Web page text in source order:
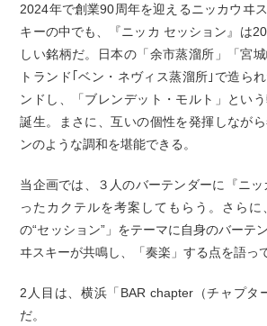
2024年で創業90周年を迎えるニッカウヰ
キーの中でも、『ニッカ セッション』は
しい銘柄だ。日本の「余市蒸溜所」「宮
トランド｢ベン・ネヴィス蒸溜所｣で造ら
ンドし、「ブレンデット・モルト」とい
誕生。まさに、互いの個性を発揮しなが
ンのような調和を堪能できる。
当企画では、３人のバーテンダーに『ニ
ったカクテルを考案してもらう。さらに
の“セッション”」をテーマに自身のバーテ
ヰスキーが共鳴し、「奏楽」する点を語っ
2人目は、横浜「BAR chapter（チャプタ
だ。